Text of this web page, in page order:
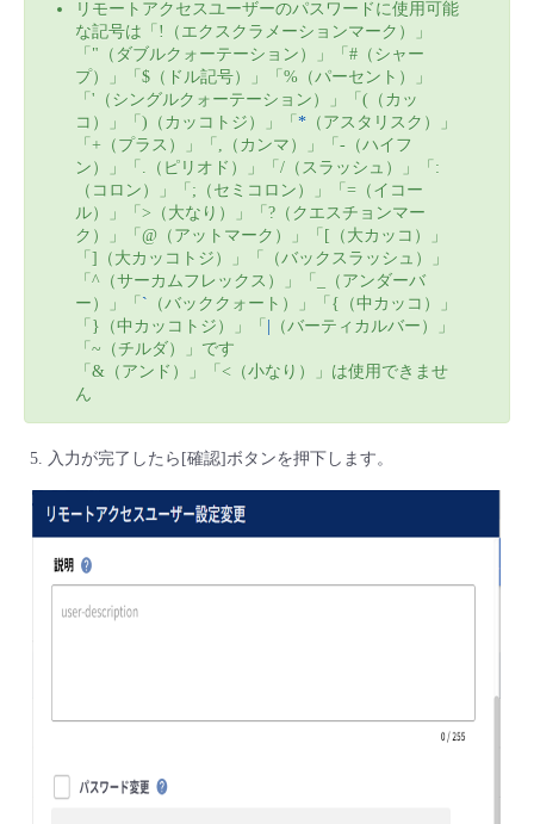
リモートアクセスユーザーのパスワードに使用可能
な記号は「!（エクスクラメーションマーク）」
「"（ダブルクォーテーション）」「#（シャー
プ）」「$（ドル記号）」「%（パーセント）」
「'（シングルクォーテーション）」「(（カッ
コ）」「)（カッコトジ）」「 * （アスタリスク）」
「+（プラス）」「,（カンマ）」「-（ハイフ
ン）」「.（ピリオド）」「/（スラッシュ）」「:
（コロン）」「;（セミコロン）」「=（イコー
ル）」「>（大なり）」「?（クエスチョンマー
ク）」「@（アットマーク）」「[（大カッコ）」
「]（大カッコトジ）」「（バックスラッシュ）」
「^（サーカムフレックス）」「_（アンダーバ
ー）」「 ` （バッククォート）」「{（中カッコ）」
「}（中カッコトジ）」「
（バーティカルバー）」
「~（チルダ）」です
「&（アンド）」「<（小なり）」は使用できませ
ん
入力が完了したら[確認]ボタンを押下します。